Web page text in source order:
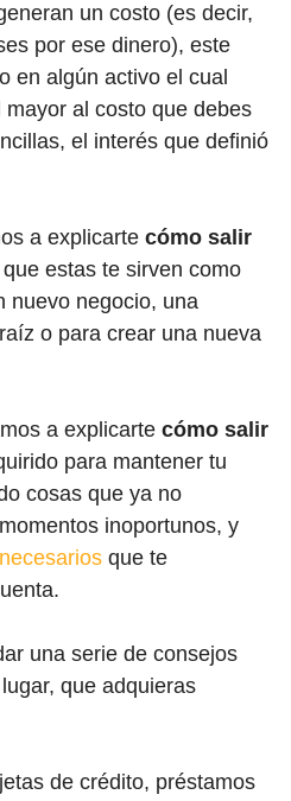
un costo (es decir,
por ese dinero), este
en algún activo el cual
al costo que debes
el interés que definió
a explicarte cómo salir
que estas te sirven como
nuevo negocio, una
o para crear una nueva
a explicarte cómo salir
para mantener tu
cosas que ya no
inoportunos, y
que te
una serie de consejos
que adquieras
de crédito, préstamos